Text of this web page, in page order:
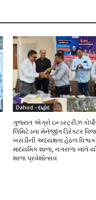
Dahod - દાહોદ
ગુજરાત એગ્રો ઇન્ડસ્ટ્રીઝ
લિમિટેડના મેનેજીંગ ડિરેક્ટર
ખરાડીની અધ્યક્ષતા હેઠળ
માધ્યમિક શાળા, નગરાળા ખાતે
શાળા પ્રવેશોત્સવ